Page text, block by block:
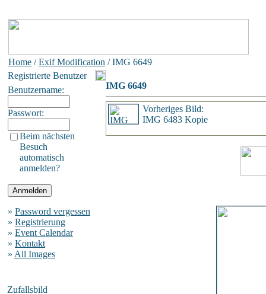
Home /Exif Modification / IMG 6649
Registrierte Benutzer
Benutzername:
Passwort:
Beim nächsten
Besuch
automatisch
anmelden?
» Password vergessen
» Registrierung
» Event Calendar
» Kontakt
» All Images
Zufallsbild
IMG 6649
Vorheriges Bild:
IMG 6483 Kopie